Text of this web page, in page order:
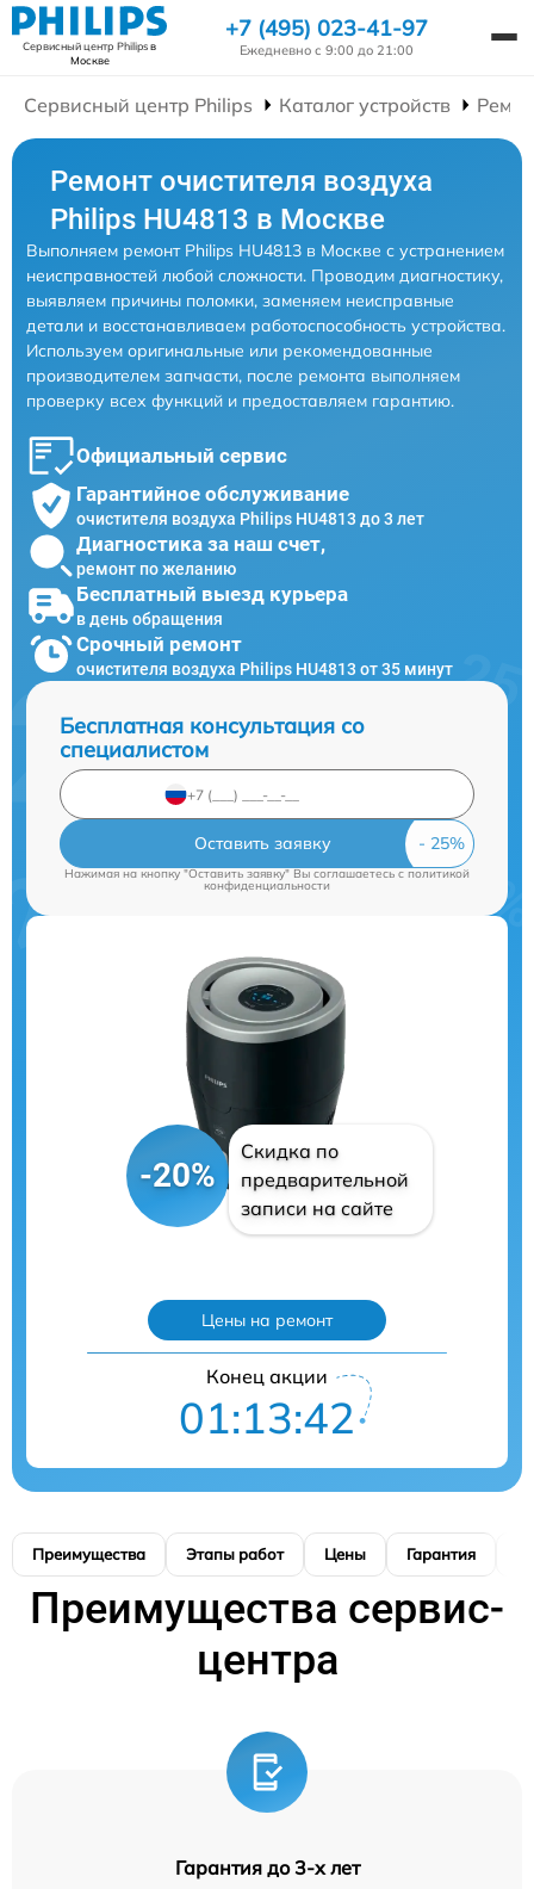
Сервисный центр Philipsв
Москве
+7 (495) 023-41-97
Ежедневно с 9:00 до 21:00
Сервисный центр Philips Каталог устройств
Ремонт очистителя воздуха
Philips HU4813 в Москве
Выполняем ремонт Philips HU4813 в Москве с устранением
неисправностей любой сложности. Проводим диагностику,
выявляем причины поломки, заменяем неисправные
детали и восстанавливаем работоспособность устройства.
Используем оригинальные или рекомендованные
производителем запчасти, после ремонта выполняем
проверку всех функций и предоставляем гарантию.
Официальный сервис
Гарантийное обслуживание
очистителя воздуха Philips HU4813 до 3 лет
Диагностика за наш счет,
ремонт по желанию
Бесплатный выезд курьера
в день обращения
Срочный ремонт
очистителя воздуха Philips HU4813 от 35 минут
Бесплатная консультация со
специалистом
Оставить заявку
Нажимая на кнопку "Оставить заявку" Вы соглашаетесь c политикой
конфиденциальности
-20%
Скидка по
предварительной
записи на сайте
Цены на ремонт
Конец акции
01:13:41
Преимущества Этапы работ Цены Гарантия
Преимущества сервис-
центра
Гарантия до 3-х лет